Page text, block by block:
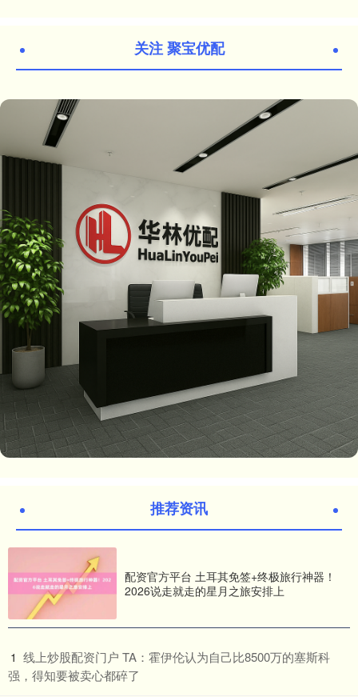
关注 聚宝优配
推荐资讯
配资官方平台 土耳其免签+终极旅行神器！
2026说走就走的星月之旅安排上
1 ​线上炒股配资门户 TA：霍伊伦认为自己比8500万的塞斯科
强，得知要被卖心都碎了